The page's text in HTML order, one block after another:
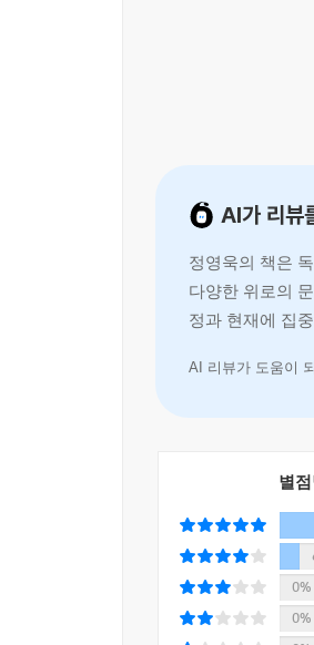
있지만 당신이 언젠가
당신을 다독여 주는 주문
AI가 리뷰
정영욱의 책은
다양한 위로의
정과 현재에 집
AI 리뷰가 도움이
별
0%
0%